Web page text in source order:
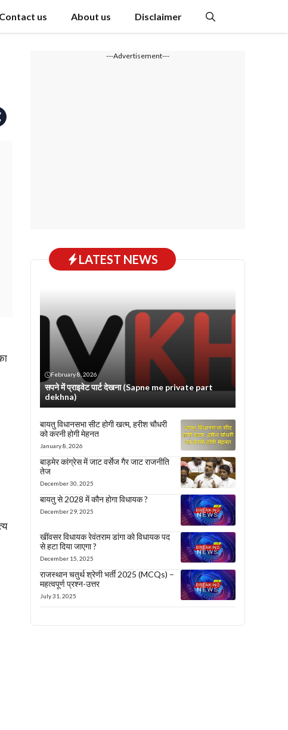
Contact us About us Disclaimer
---Advertisement---
LATEST NEWS
February 8, 2026
सपने में प्राइवेट पार्ट देखना (Sapne me private part
dekhna)
बायतु विधानसभा सीट होगी खत्म, हरीश चौधरी
को करनी होगी मेहनत
January 8, 2026
बाड़मेर कांग्रेस में जाट वर्सेज गैर जाट राजनीति
तेज
December 30, 2025
बायतु से 2028 में कौन होगा विधायक ?
December 29, 2025
खींवसर विधायक रेवंतराम डांगा को विधायक पद
से हटा दिया जाएगा ?
December 15, 2025
राजस्थान चतुर्थ श्रेणी भर्ती 2025 (MCQs) –
महत्वपूर्ण प्रश्न-उत्तर
July 31, 2025